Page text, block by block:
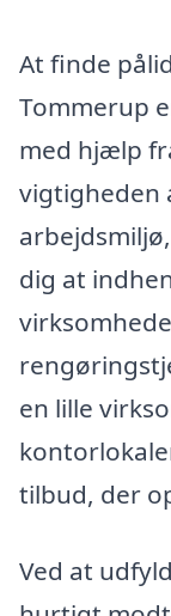
At finde
Tommerup
med hjælp
vigtigheden
dig at
en lille
tilbud, der
Ved at